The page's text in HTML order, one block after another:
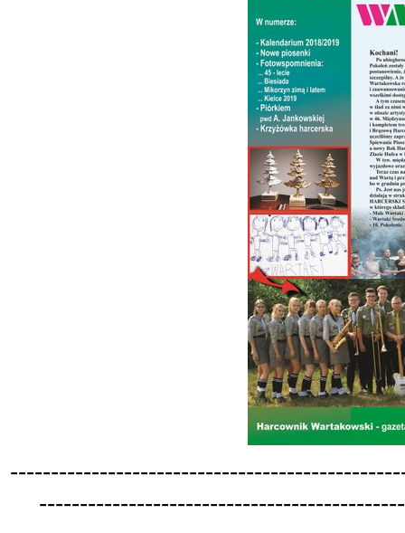
------------------------------------------------
---------------------------------------------